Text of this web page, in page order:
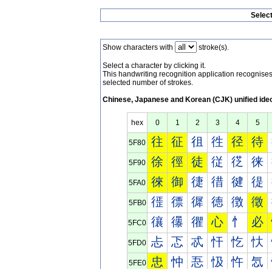
Show characters with stroke(s).
Select a character by clicking it.
This handwriting recognition application
selected number of strokes.
Chinese, Japanese and Korean (CJK) unified
hex 0 1 2 3 4 5
5F80 往 征 徂 徃 径 待
5F90 徐 徑 徒 従 徔 徕
5FA0 徠 御 徢 徣 徤 徥
5FB0 徰 徱 徲 徳 徴 徵
5FC0 忀 忁 忂 心 忄 必
5FD0 忐 忑 忒 忓 忔 忕
5FE0 忠 忡 忢 忣 忤 忥